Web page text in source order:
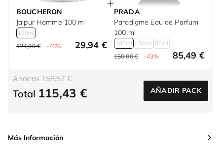
BOUCHERON
Jaipur Homme 100 ml
100ml
124,00 € -76% 29,94 €
PRADA
Paradigme Eau de Parfum
100 ml
100ml 150ml 50ml
150,00 € -43% 85,49 €
Ahorras 158,57 €
Total 115,43 € AÑADIR PACK
Más Información